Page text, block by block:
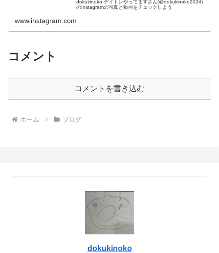
dokukinoko デイトレやってますさん(@dokukinoko2024)
のInstagramの写真と動画をチェックしよう
www.instagram.com
コメント
コメントを書き込む
ホーム ブログ
dokukinoko